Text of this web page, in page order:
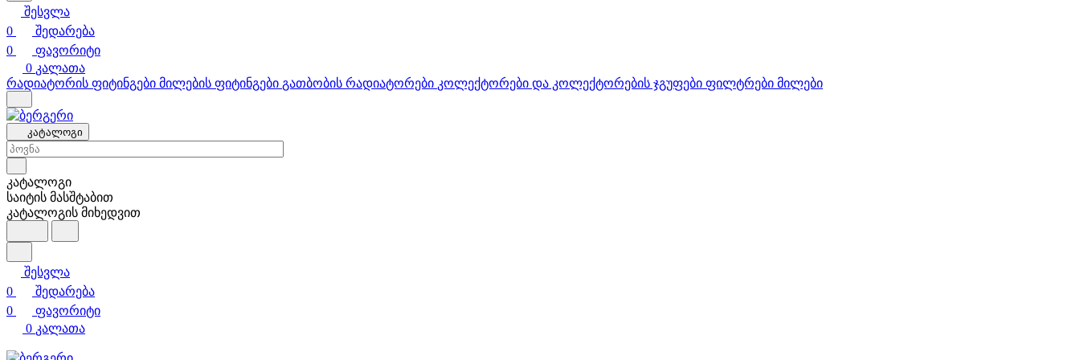
შესვლა
0
შედარება
0
ფავორიტი
0 კალათა
რადიატორის ფიტინგები მილების ფიტინგები გათბობის რადიატორები კოლექტორები და კოლექტორების ჯგუფები ფილტრები მილები
კატალოგი
კატალოგი
საიტის მასშტაბით
კატალოგის მიხედვით
შესვლა
0
შედარება
0
ფავორიტი
0 კალათა